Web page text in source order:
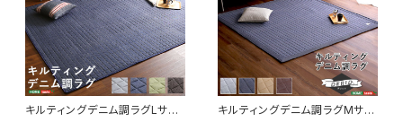
キルティングデニム調ラグLサイ
キルティングデニム調ラグMサイ